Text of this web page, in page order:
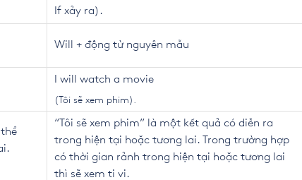
If xảy ra).
Will + động từ nguyên mẫu
I will watch a movie
(Tôi sẽ xem phim).
“Tôi sẽ xem phim” là một kết quả có diễn ra
trong hiện tại hoặc tương lai. Trong trường hợp
có thời gian rảnh trong hiện tại hoặc tương lai
thì sẽ xem ti vi.